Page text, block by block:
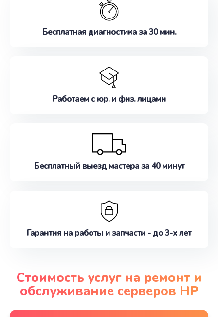
Бесплатная диагностика за 30 мин.
Работаем с юр. и физ. лицами
Бесплатный выезд мастера за 40 минут
Гарантия на работы и запчасти - до 3-х лет
Стоимость услуг на ремонт и
обслуживание серверов HP